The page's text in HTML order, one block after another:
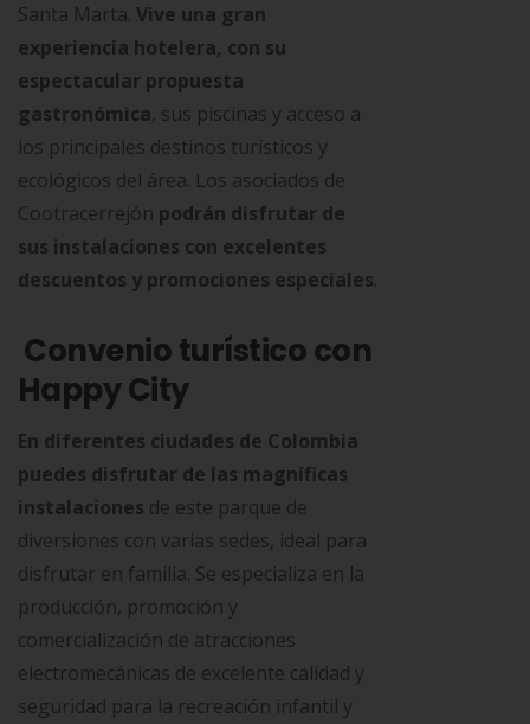
Santa Marta. Vive una gran
experiencia hotelera, con su
espectacular propuesta
gastronómica, sus piscinas y acceso a
los principales destinos turísticos y
ecológicos del área. Los asociados de
Cootracerrejón podrán disfrutar de
sus instalaciones con excelentes
descuentos y promociones especiales.
Convenio turístico con
Happy City
En diferentes ciudades de Colombia
puedes disfrutar de las magníficas
instalaciones de este parque de
diversiones con varias sedes, ideal para
disfrutar en familia. Se especializa en la
producción, promoción y
comercialización de atracciones
electromecánicas de excelente calidad y
seguridad para la recreación infantil y